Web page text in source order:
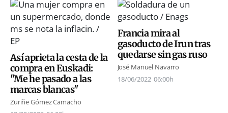
Así aprieta la cesta de la
compra en Euskadi:
"Me he pasado a las
marcas blancas"
Zuriñe Gómez Camacho
Francia mira al
gasoducto de Irun tras
quedarse sin gas ruso
José Manuel Navarro
18/06/2022 06:00h